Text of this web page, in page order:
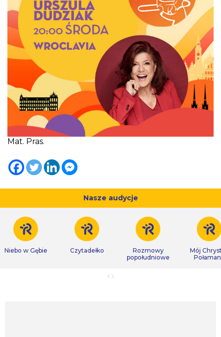
Mat. Pras.
Nasze audycje
Niebo w Gębie Czytadełko
Rozmowy
popołudniowe
Mój